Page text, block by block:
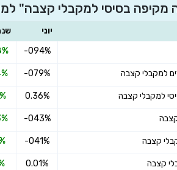
מקיפה בסיסי למקבלי קצבה"
יוני
-094%
למקבלי קצבה -079%
למקבלי קצבה 0.36%
-043%
קצבה -041%
קצבה 0.01%